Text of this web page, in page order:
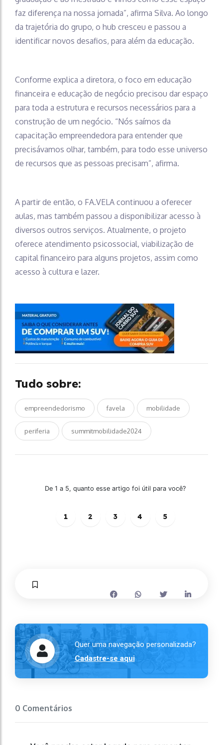
faz diferença na nossa jornada”, afirma Silva. Ao longo
da trajetória do grupo, o hub cresceu e passou a
identificar novos desafios, para além da educação.
Conforme explica a diretora, o foco em educação
financeira e educação de negócio precisou dar espaço
para toda a estrutura e recursos necessários para a
construção de um negócio. “Nós saímos da
capacitação empreendedora para entender que
precisávamos olhar, também, para todo esse universo
de recursos que as pessoas precisam”, afirma.
A partir de então, o FA.VELA continuou a oferecer
aulas, mas também passou a disponibilizar acesso à
diversos outros serviços. Atualmente, o projeto
oferece atendimento psicossocial, viabilização de
capital financeiro para alguns projetos, assim como
acesso à cultura e lazer.
Tudo sobre:
empreendedorismo favela mobilidade
periferia summitmobilidade2024
De 1 a 5, quanto esse artigo foi útil para você?
1 2 3 4 5
Quer uma navegação personalizada?
Cadastre-se aqui
0 Comentários